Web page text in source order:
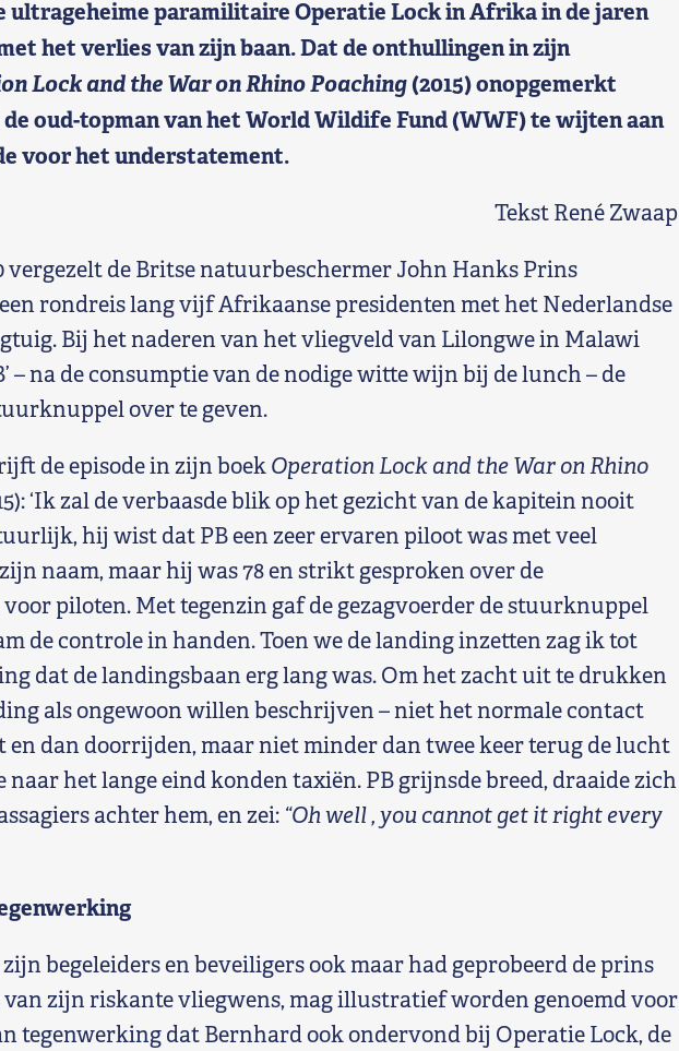
ultrageheime paramilitaire Operatie Lock in Afrika in de jaren
het verlies van zijn baan. Dat de onthullingen in zijn
Lock and the War on Rhino Poaching(2015) onopgemerkt
oud-topman van het World Wildife Fund (WWF) te wijten aan
voor het understatement.
Tekst René Zwaap
vergezelt de Britse natuurbeschermer John Hanks Prins
rondreis lang vijf Afrikaanse presidenten met het Nederlandse
Bij het naderen van het vliegveld van Lilongwe in Malawi
– na de consumptie van de nodige witte wijn bij de lunch – de
over te geven.
de episode in zijn boekOperation Lock and the War on Rhino
‘Ik zal de verbaasde blik op het gezicht van de kapitein nooit
hij wist dat PB een zeer ervaren piloot was met veel
naam, maar hij was 78 en strikt gesproken over de
piloten. Met tegenzin gaf de gezagvoerder de stuurknuppel
de controle in handen. Toen we de landing inzetten zag ik tot
dat de landingsbaan erg lang was. Om het zacht uit te drukken
als ongewoon willen beschrijven – niet het normale contact
en dan doorrijden, maar niet minder dan twee keer terug de lucht
het lange eind konden taxiën. PB grijnsde breed, draaide zich
achter hem, en zei:“Oh well , you cannot get it right every
begeleiders en beveiligers ook maar had geprobeerd de prins
van zijn riskante vliegwens, mag illustratief worden genoemd voor
tegenwerking dat Bernhard ook ondervond bij Operatie Lock, de